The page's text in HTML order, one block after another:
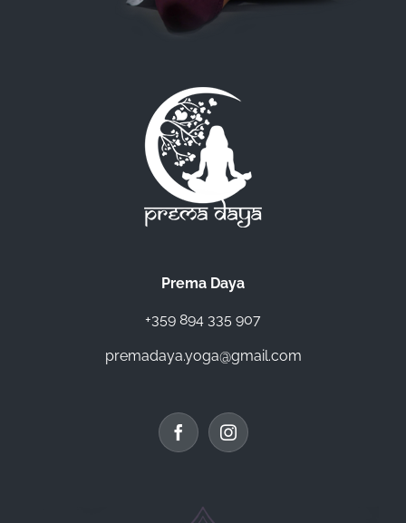
Prema Daya
+359 894 335 907
premadaya.yoga@gmail.com